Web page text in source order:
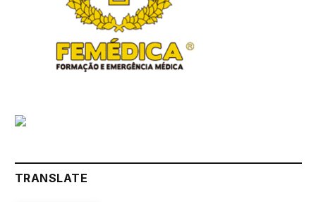
TRANSLATE